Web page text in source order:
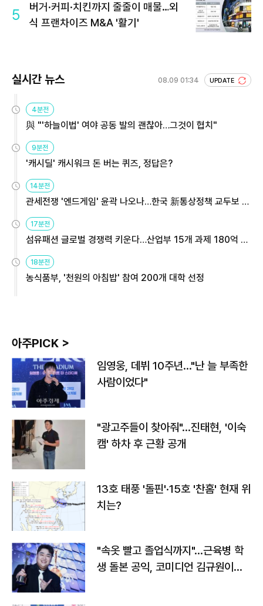
5
버거·커피·치킨까지 줄줄이 매물…외
식 프랜차이즈 M&A '활기'
실시간 뉴스 08.09 01:34 UPDATE
4분전
與 "'하늘이법' 여야 공동 발의 괜찮아…그것이 협치"
9분전
'캐시딜' 캐시워크 돈 버는 퀴즈, 정답은?
14분전
관세전쟁 '엔드게임' 윤곽 나오나…한국 新통상정책 교두보 활
용해야
17분전
섬유패션 글로벌 경쟁력 키운다…산업부 15개 과제 180억 지
원
18분전
농식품부, '천원의 아침밥' 참여 200개 대학 선정
아주PICK >
임영웅, 데뷔 10주년…"난 늘 부족한
사람이었다"
"광고주들이 찾아줘"…진태현, '이숙
캠' 하차 후 근황 공개
13호 태풍 '돌핀'·15호 '찬홈' 현재 위
치는?
"속옷 빨고 졸업식까지"…근육병 학
생 돌본 공익, 코미디언 김규원이었